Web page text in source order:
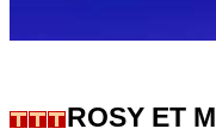
ROSY ET